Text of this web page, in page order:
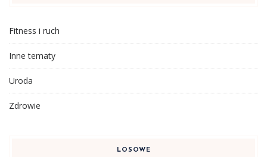
Fitness i ruch
Inne tematy
Uroda
Zdrowie
LOSOWE